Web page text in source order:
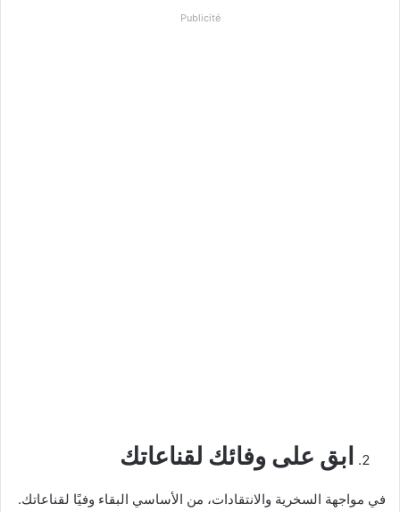
Publicité
ابق على وفائك لقناعاتك
في مواجهة السخرية والانتقادات، من الأساسي البقاء وفيًا لقناعاتك.